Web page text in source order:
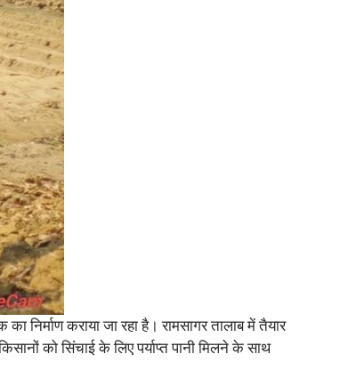
कराया जा रहा है। रामसागर तालाब में तैयार
को सिंचाई के लिए पर्याप्त पानी मिलने के साथ